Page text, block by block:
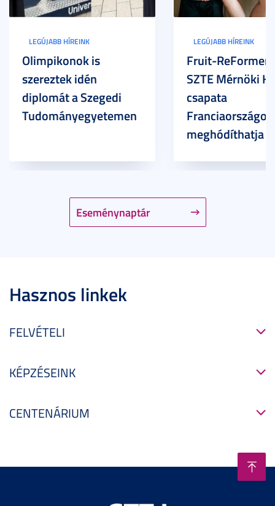
Eseménynaptár
LEGÚJABB HÍREINK
Olimpikonok is
szereztek idén
diplomát a Szegedi
Tudományegyetemen
LEGÚJABB HÍREINK
Fruit-
SZTE Mérnöki
csapata
Franciaországot
meghódíthatja
Hasznos linkek
FELVÉTELI
KÉPZÉSEINK
CENTENÁRIUM